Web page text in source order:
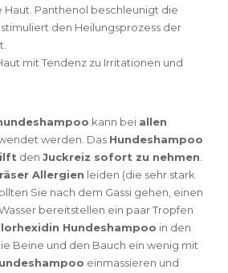
Haut. Panthenol beschleunigt die
den Heilungsprozess der
mit Tendenz zu Irritationen und
kann bei allen
werden. Das Hundeshampoo
den Juckreiz sofort zu nehmen
Allergien leiden (die sehr stark
Sie nach dem Gassi gehen, einen
bereitstellen ein paar Tropfen
Hundeshampoo in den
Beine und den Bauch ein wenig mit
einmassieren und